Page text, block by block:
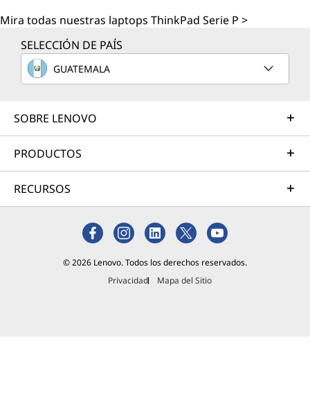
Mira todas nuestras laptops ThinkPad Serie P >
SELECCIÓN DE PAÍS
GUATEMALA
SOBRE LENOVO
PRODUCTOS
RECURSOS
© 2026 Lenovo. Todos los derechos reservados.
Privacidad
Mapa del Sitio